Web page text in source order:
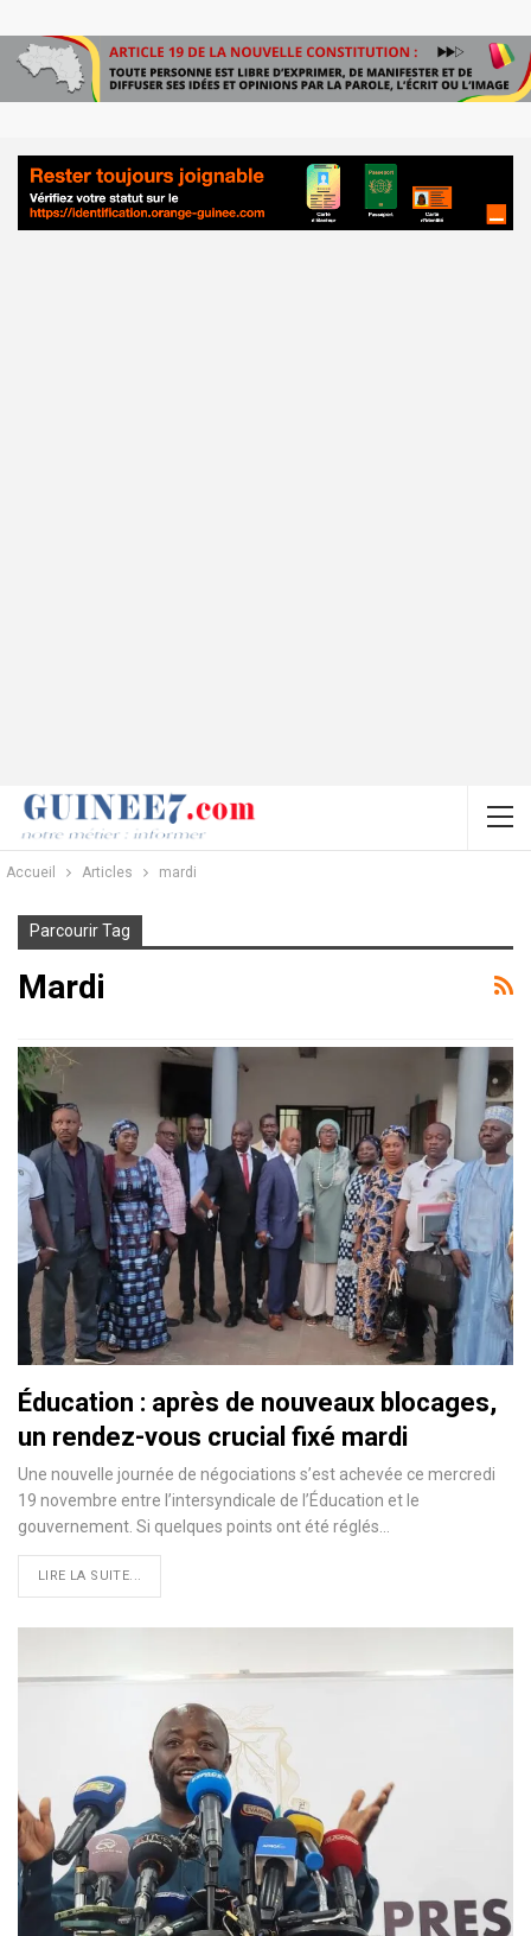
Accueil Articles mardi
Parcourir Tag
Mardi
Éducation : après de nouveaux blocages,
un rendez-vous crucial fixé mardi
Une nouvelle journée de négociations s’est achevée ce mercredi
19 novembre entre l’intersyndicale de l’Éducation et le
gouvernement. Si quelques points ont été réglés…
LIRE LA SUITE...